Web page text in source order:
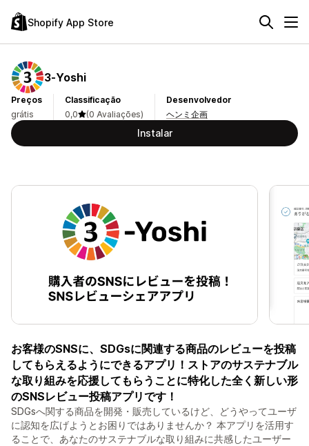
Shopify App Store
3‑Yoshi
Preços
grátis
Classificação
0,0
(0 Avaliações)
Desenvolvedor
ヘンミ企画
Instalar
お客様のSNSに、SDGsに関連する商品のレビューを投稿
してもらえるようにできるアプリ！ストアのサステナブル
な取り組みを応援してもらうことに特化した全く新しい形
のSNSレビュー投稿アプリです！
SDGsへ関する商品を開発・販売しているけど、どうやってユーザ
に認知を広げようとお困りではありませんか？ 本アプリを活用す
ることで、あなたのサステナブルな取り組みに共感したユーザー